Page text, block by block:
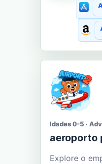
Idades 0-5 ·
aeroporto
Explore o